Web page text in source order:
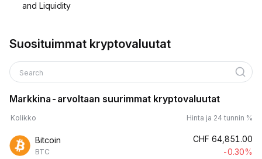
and Liquidity
Suosituimmat kryptovaluutat
Search
Markkina-arvoltaan suurimmat kryptovaluutat
Kolikko Hinta ja 24 tunnin %
Bitcoin
BTC
CHF 64,851.00
-0.30%